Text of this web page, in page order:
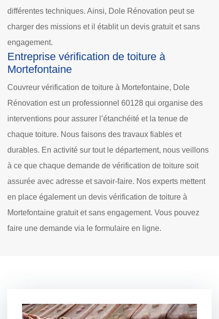
différentes techniques. Ainsi, Dole Rénovation peut se
charger des missions et il établit un devis gratuit et sans
engagement.
Entreprise vérification de toiture à
Mortefontaine
Couvreur vérification de toiture à Mortefontaine, Dole
Rénovation est un professionnel 60128 qui organise des
interventions pour assurer l’étanchéité et la tenue de
chaque toiture. Nous faisons des travaux fiables et
durables. En activité sur tout le département, nous veillons
à ce que chaque demande de vérification de toiture soit
assurée avec adresse et savoir-faire. Nos experts mettent
en place également un devis vérification de toiture à
Mortefontaine gratuit et sans engagement. Vous pouvez
faire une demande via le formulaire en ligne.